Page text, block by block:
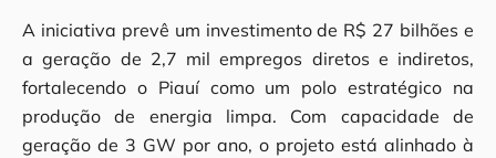
A iniciativa prevê um investimento de R$ 27 bilhões e
a geração de 2,7 mil empregos diretos e indiretos,
fortalecendo o Piauí como um polo estratégico na
produção de energia limpa. Com capacidade de
geração de 3 GW por ano, o projeto está alinhado à